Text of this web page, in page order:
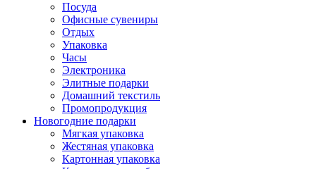
Посуда
Офисные сувениры
Отдых
Упаковка
Часы
Электроника
Элитные подарки
Домашний текстиль
Промопродукция
Новогодние подарки
Мягкая упаковка
Жестяная упаковка
Картонная упаковка